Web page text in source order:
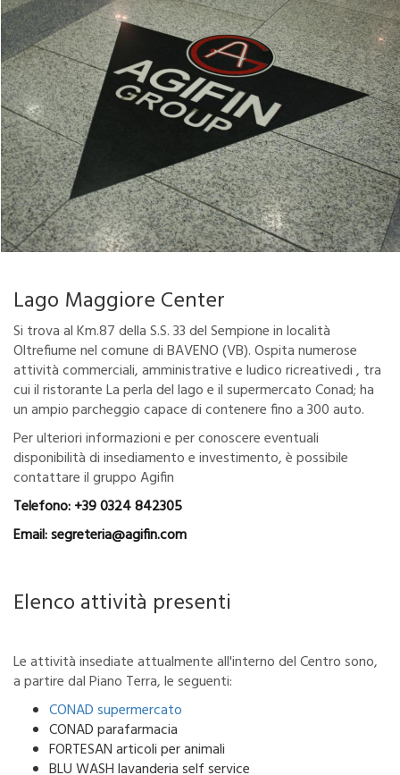
Lago Maggiore Center
Si trova al Km.87 della S.S. 33 del Sempione in località
Oltrefiume nel comune di BAVENO (VB). Ospita numerose
attività commerciali, amministrative e ludico ricreativedi , tra
cui il ristorante La perla del lago e il supermercato Conad; ha
un ampio parcheggio capace di contenere fino a 300 auto.
Per ulteriori informazioni e per conoscere eventuali
disponibilità di insediamento e investimento, è possibile
contattare il gruppo Agifin
Telefono: +39 0324 842305
Email: segreteria@agifin.com
Elenco attività presenti
Le attività insediate attualmente all'interno del Centro sono,
a partire dal Piano Terra, le seguenti:
CONAD supermercato
CONAD parafarmacia
FORTESAN articoli per animali
BLU WASH lavanderia self service